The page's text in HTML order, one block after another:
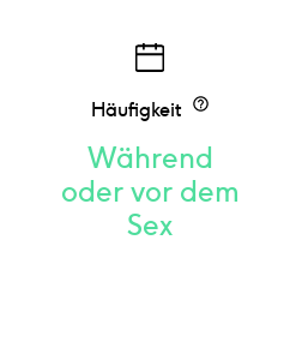
Häufigkeit
Während
oder vor dem
Sex